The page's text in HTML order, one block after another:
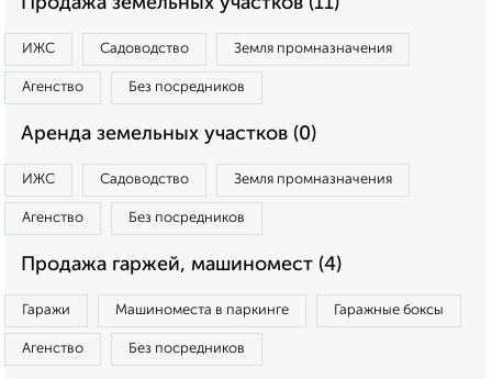
ИЖС Садоводство Земля промназначения
Агенство Без посредников
Аренда земельных участков (0)
ИЖС Садоводство Земля промназначения
Агенство Без посредников
Продажа гаржей, машиномест (4)
Гаражи Машиноместа в паркинге Гаражные боксы
Агенство Без посредников